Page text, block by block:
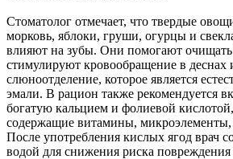
Стоматолог отмечает, что твердые
морковь, яблоки, груши, огурцы и
влияют на зубы. Они помогают очищать
стимулируют кровообращение в деснах
слюноотделение, которое является
эмали. В рацион также рекомендуется
богатую кальцием и фолиевой
содержащие витамины,
После употребления кислых ягод врач
водой для снижения риска повреждения